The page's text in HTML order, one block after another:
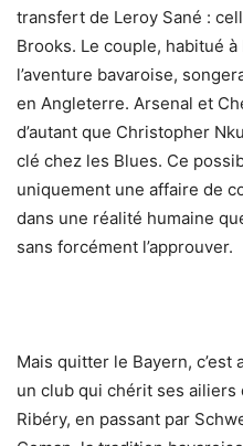
transfert de Leroy Sané :
Brooks. Le couple, habitué
l’aventure bavaroise,
en Angleterre. Arsenal et
d’autant que Christopher
clé chez les Blues. Ce
uniquement une affaire de
dans une réalité humaine
sans forcément l’approuver.
Mais quitter le Bayern,
un club qui chérit ses ailiers
Ribéry, en passant par